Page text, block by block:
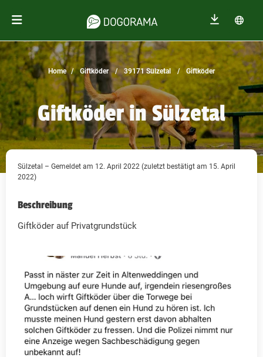
Home Giftköder 39171 Sülzetal Giftköder
Giftköder in Sülzetal
Sülzetal – Gemeldet am 12. April 2022 (zuletzt bestätigt am 15. April
2022)
Beschreibung
Giftköder auf Privatgrundstück